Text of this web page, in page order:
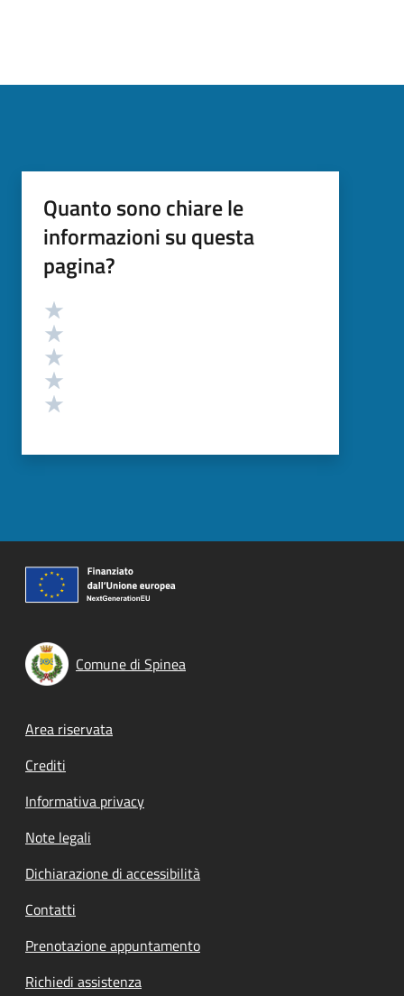
Quanto sono chiare le
informazioni su questa
pagina?
Valutazione
Comune di Spinea
Footer menu
Area riservata
Crediti
Informativa privacy
Note legali
Dichiarazione di accessibilità
Contatti
Prenotazione appuntamento
Richiedi assistenza